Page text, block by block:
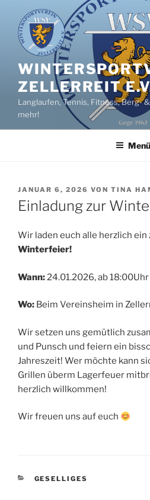
Inhalt
springen
ZELLERREIT
Langlaufen, Tennis, Fitness, Berg-
mehr!
Menü
VERÖFFENTLICHT
AM
JANUAR 6, 2026 VON TINA
Einladung zur
Wir laden euch alle herzlich ein
Winterfeier!
Wann:24.01.2026, ab 18:00Uhr
Wo: Beim Vereinsheim in
Wir setzen uns gemütlich
und Punsch und feiern ein
Jahreszeit! Wer möchte kann
Grillen überm Lagerfeuer
herzlich willkommen!
Wir freuen uns auf euch
KATEGORIEN
GESELLIGES